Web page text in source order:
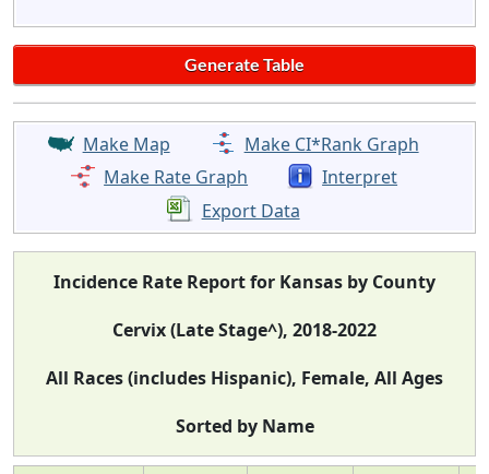
Make Map
Make CI*Rank Graph
Make Rate Graph
Interpret
Export Data
Incidence Rate Report for Kansas by County
Cervix (Late Stage^), 2018-2022
All Races (includes Hispanic), Female, All Ages
Sorted by Name